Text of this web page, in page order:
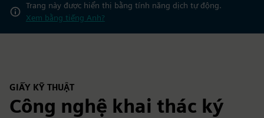
Trang này được hiển thị bằng tính năng dịch tự động.
Xem bằng tiếng Anh?
GIẤY KỸ THUẬT
Công nghệ khai thác ký